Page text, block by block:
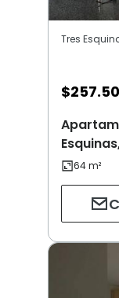
Tres
$